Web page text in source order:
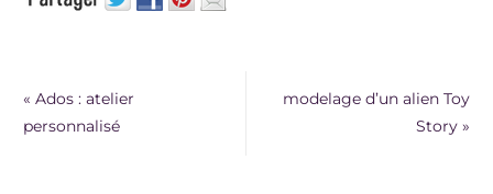
« Ados : atelier
personnalisé
modelage d’un alien Toy
Story »